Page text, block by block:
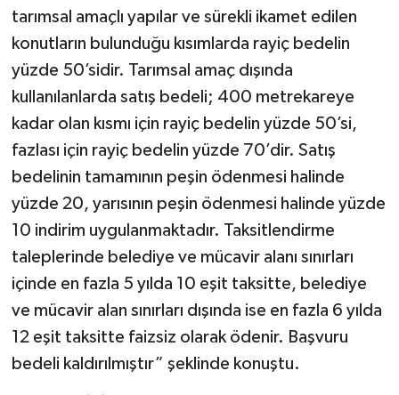
tarımsal amaçlı yapılar ve sürekli ikamet edilen
konutların bulunduğu kısımlarda rayiç bedelin
yüzde 50’sidir. Tarımsal amaç dışında
kullanılanlarda satış bedeli; 400 metrekareye
kadar olan kısmı için rayiç bedelin yüzde 50’si,
fazlası için rayiç bedelin yüzde 70’dir. Satış
bedelinin tamamının peşin ödenmesi halinde
yüzde 20, yarısının peşin ödenmesi halinde yüzde
10 indirim uygulanmaktadır. Taksitlendirme
taleplerinde belediye ve mücavir alanı sınırları
içinde en fazla 5 yılda 10 eşit taksitte, belediye
ve mücavir alan sınırları dışında ise en fazla 6 yılda
12 eşit taksitte faizsiz olarak ödenir. Başvuru
bedeli kaldırılmıştır” şeklinde konuştu.